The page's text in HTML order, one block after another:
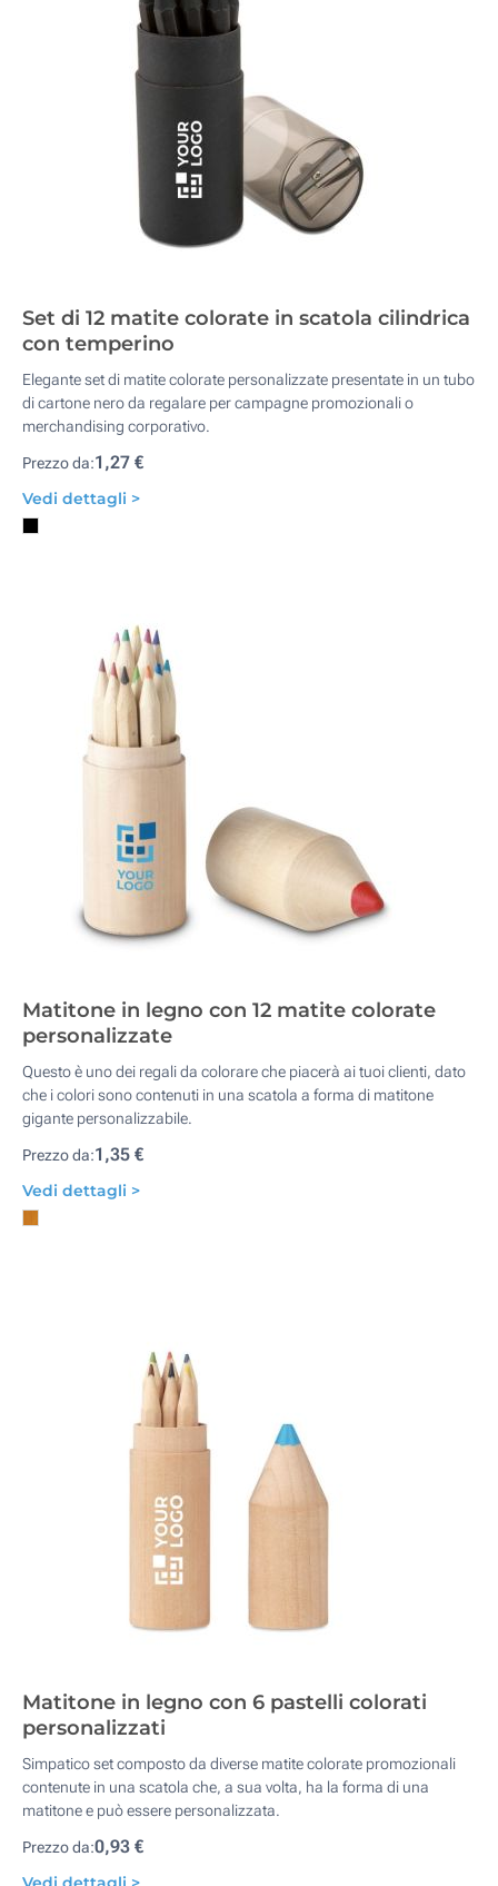
Set di 12 matite colorate in scatola cilindrica
con temperino
Elegante set di matite colorate personalizzate presentate in un tubo
di cartone nero da regalare per campagne promozionali o
merchandising corporativo.
Prezzo da:1,27 €
Vedi dettagli >
Matitone in legno con 12 matite colorate
personalizzate
Questo è uno dei regali da colorare che piacerà ai tuoi clienti, dato
che i colori sono contenuti in una scatola a forma di matitone
gigante personalizzabile.
Prezzo da:1,35 €
Vedi dettagli >
Matitone in legno con 6 pastelli colorati
personalizzati
Simpatico set composto da diverse matite colorate promozionali
contenute in una scatola che, a sua volta, ha la forma di una
matitone e può essere personalizzata.
Prezzo da:0,93 €